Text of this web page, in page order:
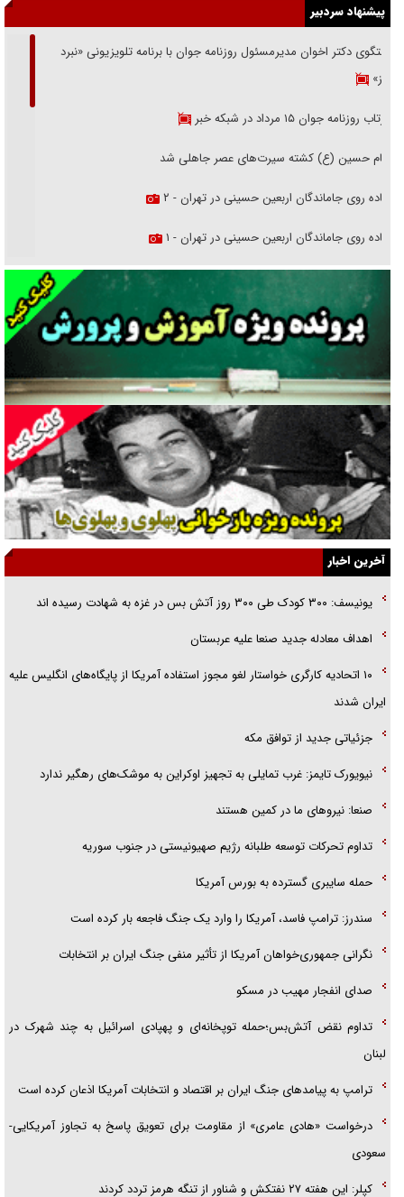
پیشنهاد سردبیر
گفتگوی دکتر اخوان مدیرمسئول روزنامه جوان با برنامه تلویزیونی «نبرد
هرمز»
بازتاب روزنامه جوان ۱۵ مرداد در شبکه خبر
امام حسین (ع) کشته سیرت‌های عصر جاهلی شد
پیاده روی جاماندگان اربعین حسینی در تهران - ۲
پیاده روی جاماندگان اربعین حسینی در تهران - ۱
فریاد‌ها و ناله‌های دوستان مبارزدلم را آتش می‌زد
تغییر رویه دشمن در ترور از شیخ فضل‌الله تا مصباح یزدی
خرید قسطی اولش خنده و آخرش گریه است!
فوتبال و آن «بالا»!
راهبرد غافلگیری با نسل جدید پهپاد‌ها
جنجال پزشکان تقلبی در صنعت زیبایی
یهودی‌ها در ادبیات داستانی اروپا؛ از شکسپیر تا دیکنز
گفت‌وگو با خواهر یکی از شهدای جنگ رمضان/ خواهرم فرمانده جهادی و
اهل خدمت بی‌منت بود
آخرین اخبار
یونیسف: ۳۰۰ کودک طی ۳۰۰ روز آتش بس در غزه به شهادت رسیده اند
اهداف معادله جدید صنعا علیه عربستان
۱۰ اتحادیه کارگری خواستار لغو مجوز استفاده آمریکا از پایگاه‌های انگلیس علیه
ایران شدند
جزئیاتی جدید از توافق مکه
نیویورک تایمز: غرب تمایلی به تجهیز اوکراین به موشک‌های رهگیر ندارد
صنعا: نیروهای ما در کمین‌ هستند
تداوم تحرکات توسعه طلبانه رژیم صهیونیستی در جنوب سوریه
حمله سایبری گسترده به بورس آمریکا
سندرز: ترامپ فاسد، آمریکا را وارد یک جنگ فاجعه بار کرده است
نگرانی جمهوری‌خواهان آمریکا از تأثیر منفی جنگ ایران بر انتخابات
صدای انفجار مهیب در مسکو
تداوم نقض آتش‌بس؛حمله توپخانه‌ای و پهپادی اسرائیل به چند شهرک در
لبنان
ترامپ به پیامدهای جنگ ایران بر اقتصاد و انتخابات آمریکا اذعان کرده است
درخواست «هادی عامری» از مقاومت برای تعویق پاسخ به تجاوز آمریکایی-
سعودی
کپلر: این هفته ۲۷ نفتکش و شناور از تنگه هرمز تردد کردند